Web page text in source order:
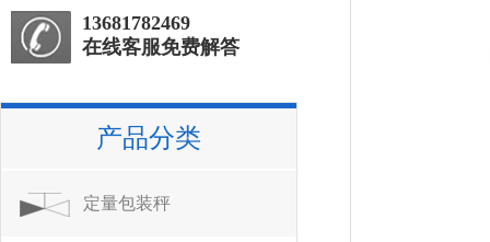
13681782469
在线客服免费解答
产品分类
定量包装秤